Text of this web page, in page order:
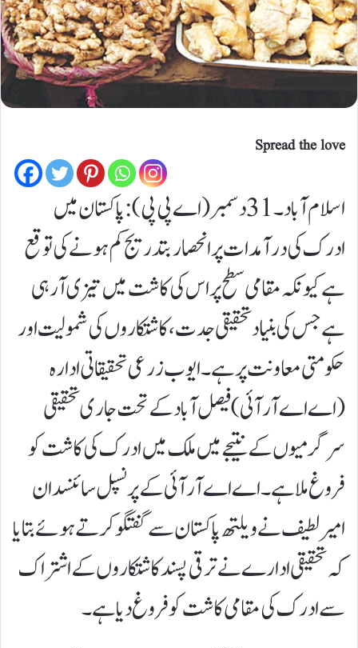
Spread the love
اسلام آباد۔31دسمبر (اے پی پی): پاکستان میں
ادرک کی درآمدات پر انحصار بتدریج کم ہونے کی توقع
ہے کیونکہ مقامی سطح پر اس کی کاشت میں تیزی آ رہی
ہے جس کی بنیاد تحقیقی جدت، کاشتکاروں کی شمولیت اور
حکومتی معاونت پر ہے۔ایوب زرعی تحقیقاتی ادارہ
(اے اے آر آئی) فیصل آباد کے تحت جاری تحقیقی
سرگرمیوں کے نتیجے میں ملک میں ادرک کی کاشت کو
فروغ ملا ہے۔ اے اے آر آئی کے پرنسپل سائنسدان
امیر لطیف نے ویلتھ پاکستان سے گفتگو کرتے ہوئے بتایا
کہ تحقیقی ادارے نے ترقی پسند کاشتکاروں کے اشتراک
سے ادرک کی مقامی کاشت کو فروغ دیا ہے۔